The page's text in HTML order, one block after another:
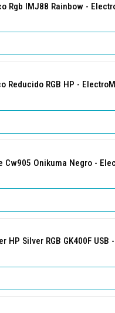
Rgb IMJ88 Rainbow -
Reducido RGB HP -
Cw905 Onikuma Negro -
HP Silver RGB GK400F USB